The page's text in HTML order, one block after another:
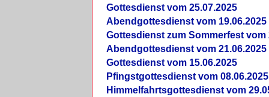
Gottesdienst vom 25.07.2025
Abendgottesdienst vom 19.06.2025
Gottesdienst zum Sommerfest vom
Abendgottesdienst vom 21.06.2025
Gottesdienst vom 15.06.2025
Pfingstgottesdienst vom 08.06.2025
Himmelfahrtsgottesdienst vom